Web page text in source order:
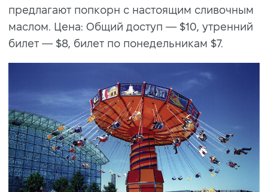
предлагают попкорн с настоящим сливочным
маслом. Цена: Общий доступ — $10, утренний
билет — $8, билет по понедельникам $7.